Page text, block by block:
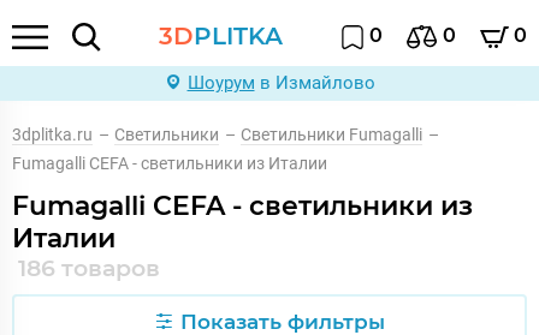
3DPLITKA 0 0 0
Шоурум в Измайлово
3dplitka.ru – Светильники – Светильники Fumagalli –
Fumagalli CEFA - светильники из Италии
Fumagalli CEFA - светильники из
Италии
186 товаров
Показать фильтры